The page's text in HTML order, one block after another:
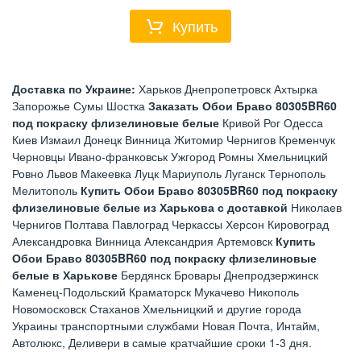
Купить
Доставка по Украине: Харьков Днепропетровск Ахтырка
Запорожье Сумы Шостка Заказать Обои Браво 80305BR60
под покраску флизелиновые белые Кривой Рог Одесса
Киев Измаил Донецк Винница Житомир Чернигов Кременчук
Черновцы Ивано-франковськ Ужгород Ромны Хмельницкий
Ровно Львов Макеевка Луцк Мариуполь Луганск Тернополь
Мелитополь Купить Обои Браво 80305BR60 под покраску
флизелиновые белые из Харькова с доставкой Николаев
Чернигов Полтава Павлоград Черкассы Херсон Кировоград
Александровка Винница Александрия Артемовск Купить
Обои Браво 80305BR60 под покраску флизелиновые
белые в Харькове Бердянск Бровары Днепродзержинск
Каменец-Подольский Краматорск Мукачево Никополь
Новомосковск Стаханов Хмельницкий и другие города
Украины транспортными службами Новая Почта, Интайм,
Автолюкс, Деливери в самые кратчайшие сроки 1-3 дня.